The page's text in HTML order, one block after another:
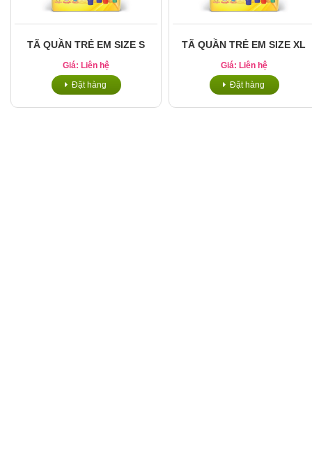
TÃ QUẦN TRẺ EM SIZE S
Giá: Liên hệ
Đặt hàng
TÃ QUẦN TRẺ EM SIZE XL
Giá: Liên hệ
Đặt hàng